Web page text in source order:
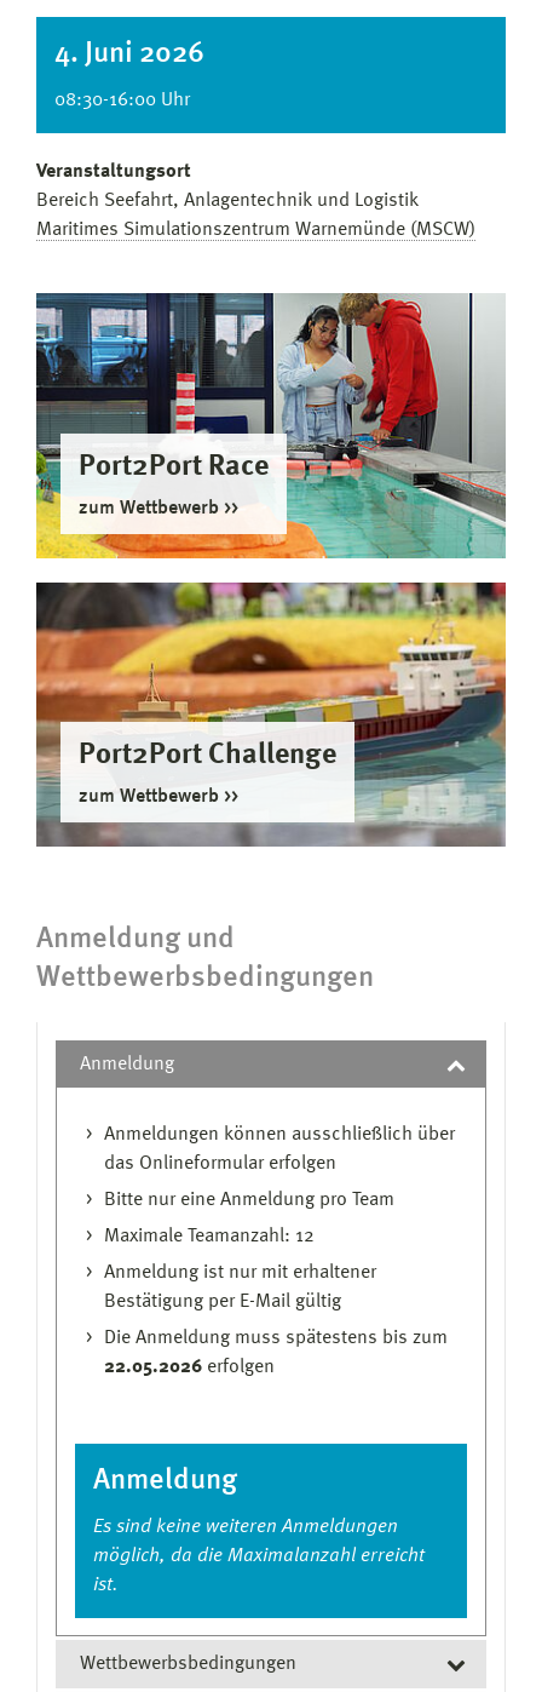
4. Juni 2026
08:30-16:00 Uhr
Veranstaltungsort
Bereich Seefahrt, Anlagentechnik und Logistik
Maritimes Simulationszentrum Warnemünde (MSCW)
Port2Port Race
zum Wettbewerb
Port2Port Challenge
zum Wettbewerb
Anmeldung und
Wettbewerbsbedingungen
Anmeldung
Anmeldungen können ausschließlich über
das Onlineformular erfolgen
Bitte nur eine Anmeldung pro Team
Maximale Teamanzahl: 12
Anmeldung ist nur mit erhaltener
Bestätigung per E-Mail gültig
Die Anmeldung muss spätestens bis zum
22.05.2026 erfolgen
Anmeldung
Es sind keine weiteren Anmeldungen
möglich, da die Maximalanzahl erreicht
ist.
Wettbewerbsbedingungen